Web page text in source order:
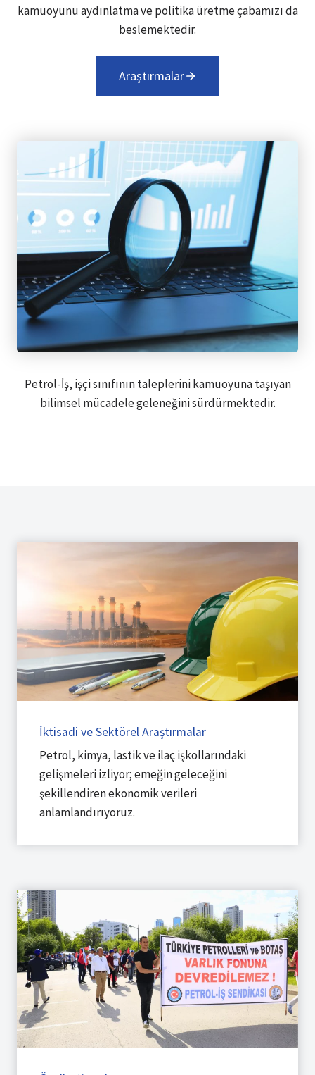
kamuoyunu aydınlatma ve politika üretme çabamızı da
beslemektedir.
Araştırmalar
Petrol-İş, işçi sınıfının taleplerini kamuoyuna taşıyan
bilimsel mücadele geleneğini sürdürmektedir.
İktisadi ve Sektörel Araştırmalar
Petrol, kimya, lastik ve ilaç işkollarındaki
gelişmeleri izliyor; emeğin geleceğini
şekillendiren ekonomik verileri
anlamlandırıyoruz.